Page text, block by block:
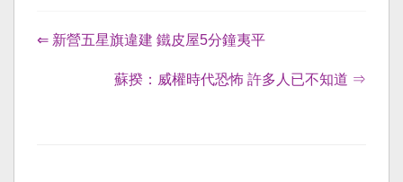
⇐ 新營五星旗違建 鐵皮屋5分鐘夷平
蘇揆：威權時代恐怖 許多人已不知道 ⇒